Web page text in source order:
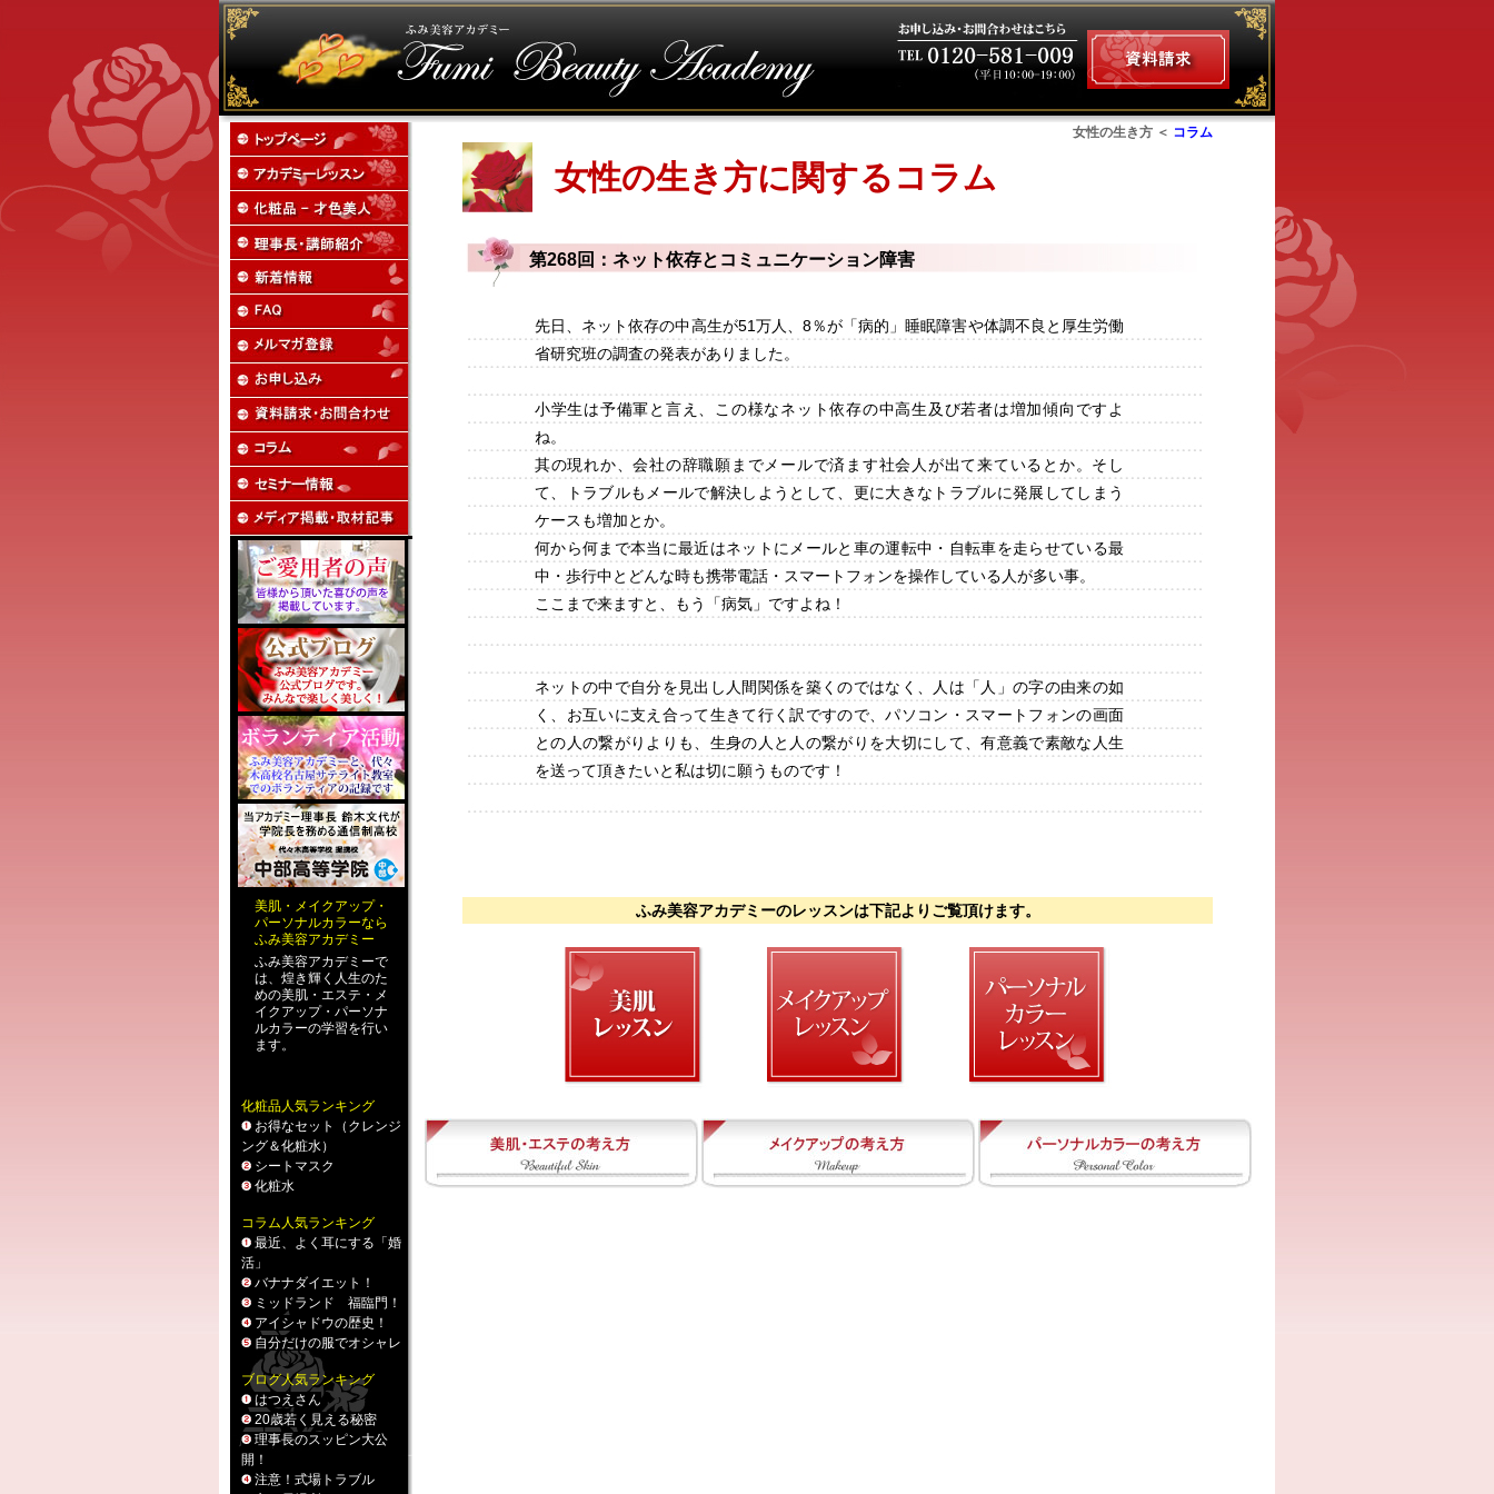
美肌 ・ メイクアップ・
パーソナルカラーなら
ふみ美容アカデミー
ふみ美容アカデミーで
は、煌き輝く人生のた
めの美肌・エステ ・ メ
イクアップ・ パーソナ
ルカラーの学習を行い
ます。
化粧品人気ランキング
お得なセット（クレンジ
ング＆化粧水）
シートマスク
化粧水
コラム人気ランキング
最近、よく耳にする「婚
活」
バナナダイエット！
ミッドランド 福臨門！
アイシャドウの歴史！
自分だけの服でオシャレ
ブログ人気ランキング
はつえさん
20歳若く見える秘密
理事長のスッピン大公
開！
注意！式場トラブル
女性の生き方 ＜ コラム
女性の生き方に関するコラム
第268回：ネット依存とコミュニケーション障害
先日、ネット依存の中高生が51万人、8％が「病的」睡眠障害や体調不良と厚生労働
省研究班の調査の発表がありました。
小学生は予備軍と言え、この様なネット依存の中高生及び若者は増加傾向ですよ
ね。
其の現れか、会社の辞職願までメールで済ます社会人が出て来ているとか。そし
て、トラブルもメールで解決しようとして、更に大きなトラブルに発展してしまう
ケースも増加とか。
何から何まで本当に最近はネットにメールと車の運転中・自転車を走らせている最
中・歩行中とどんな時も携帯電話・スマートフォンを操作している人が多い事。
ここまで来ますと、もう「病気」ですよね！
ネットの中で自分を見出し人間関係を築くのではなく、人は「人」の字の由来の如
く、お互いに支え合って生きて行く訳ですので、パソコン・スマートフォンの画面
との人の繋がりよりも、生身の人と人の繋がりを大切にして、有意義で素敵な人生
を送って頂きたいと私は切に願うものです！
ふみ美容アカデミーのレッスンは下記よりご覧頂けます。